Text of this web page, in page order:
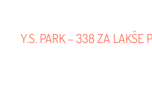
Y.S. PARK – 338 ZA LAKŠE